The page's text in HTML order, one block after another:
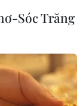
(Vietnam+)
Sóc Trăng